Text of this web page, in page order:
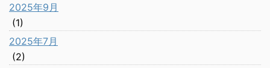
2025年9月
(1)
2025年7月
(2)